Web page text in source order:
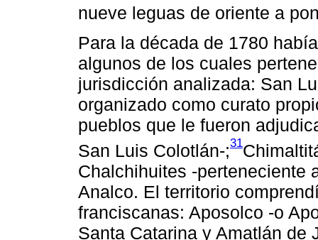
nueve leguas de oriente a
Para la década de 1780
algunos de los cuales
jurisdicción analizada: San
organizado como curato
pueblos que le fueron
San Luis Colotlán-;31
Chalchihuites -perteneciente
Analco. El territorio
franciscanas: Aposolco -o
Santa Catarina y Amatlán de